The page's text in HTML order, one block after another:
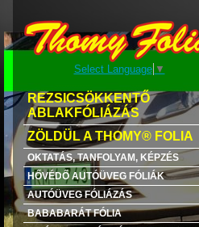
Select Language ▼
REZSICSÖKKENTŐ
ABLAKFÓLIÁZÁS
ZÖLDÜL A THOMY® FOLIA
OKTATÁS, TANFOLYAM, KÉPZÉS
HŐVÉDŐ AUTÓÜVEG FÓLIÁK
AUTÓÜVEG FÓLIÁZÁS
BABABARÁT FÓLIA